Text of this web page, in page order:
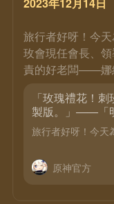
旅行者好呀！今
玫會現任會長、
責的好老闆——娜
「玫瑰禮花！
製版。」——「
娜維婭
原神官方